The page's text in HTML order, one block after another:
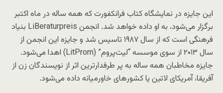
این جایزه در نمایشگاه کتاب فرانکفورت که همه ساله در ماه اکتبر
برگزار می‌شود، به او داده خواهد شد. انجمن LiBeraturpreis بنیاد
فرهنگی است که از سال ۱۹۸۷ تاسیس شد و جایزه این انجمن از
سال ۲۰۱۳ از سوی موسسه “لیت‌پروم” (LitProm) اهدا می‌شود.
جایزه مخاطبان همه ساله به پر طرفدارترین اثر از نویسندگان زن از
آفریقا، آمریکای لاتین یا کشورهای خاورمیانه داده می‌شود.